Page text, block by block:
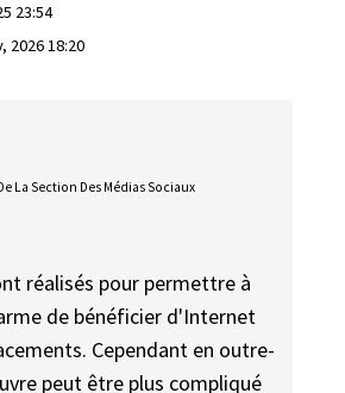
23:54
2026 18:20
La Section Des Médias Sociaux
réalisés pour permettre à
de bénéficier d'Internet
Cependant en outre-
peut être plus compliqué